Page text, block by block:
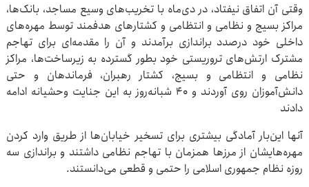
وقتی آن اتفاق نیفتاد، در دی‌ماه با تخریب‌های وسیع مساجد، بانک‌ها،
مراکز بسیج و نظامی و انتظامی و کشتارهای هدفمند توسط مهره‌های
داخلی خود درصدد براندازی برآمدند و آن را مقدمه‌ای برای تهاجم
مشترک ارتش‌های تروریستی خود بطور گسترده به زیرساخت‌ها، مراکز
نظامی و انتظامی و بسیج، کشتار رهبران، فرماندهان و حتی
دانش‌آموزان روی آوردند و ۴۰ شبانه‌روز به این جنایت وحشیانه ادامه
دادند
آنها این‌بار آمادگی بیشتری برای تسخیر خیابان‌ها از طریق وارد کردن
مهره‌هایشان از مرزها همزمان با تهاجم نظامی داشتند و براندازی سه
روزه نظام جمهوری اسلامی را حتمی و قطعی می‌دانستند.